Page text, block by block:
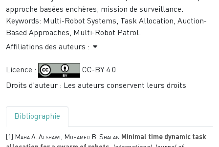
approche basées enchères, mission de surveillance.
Keywords: Multi-Robot Systems, Task Allocation, Auction-
Based Approaches, Multi-Robot Patrol.
Affiliations des auteurs :
Licence : CC-BY 4.0
Droits d'auteur : Les auteurs conservent leurs droits
Bibliographie
[1] Maha A. Alshawi; Mohamed B. Shalan Minimal time dynamic task